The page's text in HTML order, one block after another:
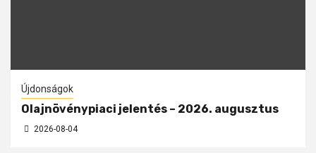
Újdonságok
Olajnövénypiaci jelentés – 2026. augusztus
2026-08-04